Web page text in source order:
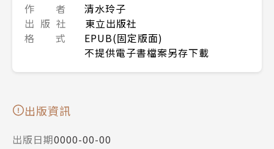
作 者
清水玲子
出 版 社
東立出版社
格 式
EPUB(固定版面)
不提供電子書檔案另存下載
出版資訊
出版日期0000-00-00